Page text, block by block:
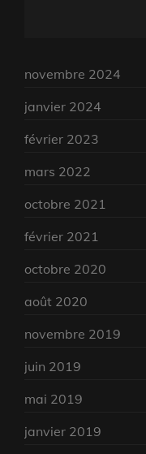
novembre 2024
janvier 2024
février 2023
mars 2022
octobre 2021
février 2021
octobre 2020
août 2020
novembre 2019
juin 2019
mai 2019
janvier 2019